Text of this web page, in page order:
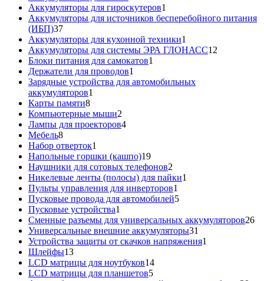
товаров
Аккумуляторы для гироскутеров1
товар
Аккумуляторы для источников бесперебойного питания
(ИБП)3737
товаров
Аккумуляторы для кухонной техники1
товар
Аккумуляторы для системы ЭРА ГЛОНАСС12
Блоки питания для самокатов1
Держатели для проводов1
товар
Зарядные устройства для автомобильных
аккумуляторов1
Карты памяти88
товаров
Компьютерные мыши2
товара
Лампы для проекторов44
Мебель88
товаров
Набор отверток1
товар
Напольные горшки (кашпо)1919
товаров
Наушники для сотовых телефонов2
товара
Никелевые ленты (полосы) для пайки1
Пульты управления для инверторов1
товар
Пусковые провода для автомобилей55
Пусковые устройства1
товар
Сменные разъемы для универсальных аккумуляторов2626
Универсальные внешние аккумуляторы31
товар
Устройства защиты от скачков напряжения1
Шлейфы1313
товаров
LCD матрицы для ноутбуков1414
LCD матрицы для планшетов55